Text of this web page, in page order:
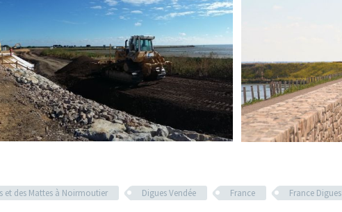
et des Mattes à Noirmoutier Digues Vendée France France Digues